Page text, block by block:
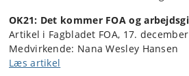
OK21: Det kommer FOA og
Artikel i Fagbladet FOA, 17. december
Medvirkende: Nana Wesley Hansen
Læs artikel